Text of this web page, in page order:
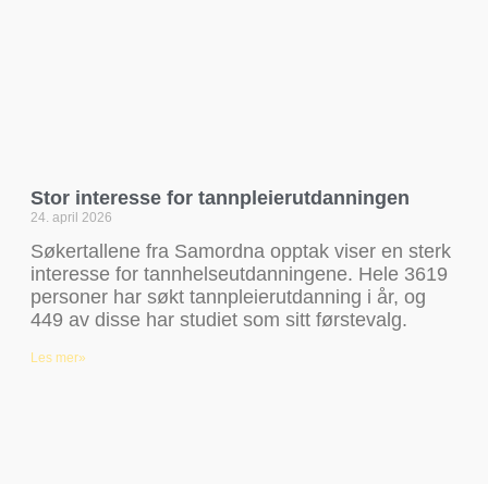
Stor interesse for tannpleierutdanningen
24. april 2026
Søkertallene fra Samordna opptak viser en sterk
interesse for tannhelseutdanningene. Hele 3619
personer har søkt tannpleierutdanning i år, og
449 av disse har studiet som sitt førstevalg.
Les mer»